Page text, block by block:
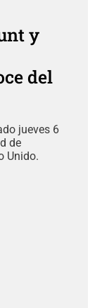
y
del
jueves 6
de
Unido.